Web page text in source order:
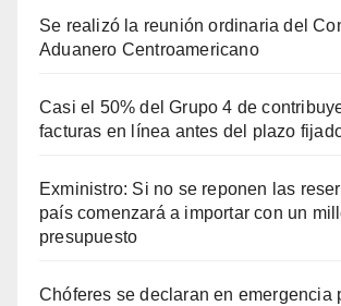
Se realizó la reunión ordinaria del
Aduanero Centroamericano
Casi el 50% del Grupo 4 de
facturas en línea antes del plazo
Exministro: Si no se reponen las
país comenzará a importar con un
presupuesto
Chóferes se declaran en emergencia